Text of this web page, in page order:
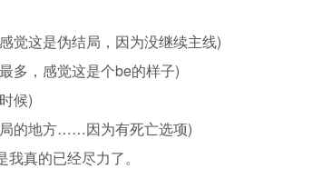
这是伪结局，因为没继续主线)
，感觉这是个be的样子)
候)
的地方……因为有死亡选项)
真的已经尽力了。